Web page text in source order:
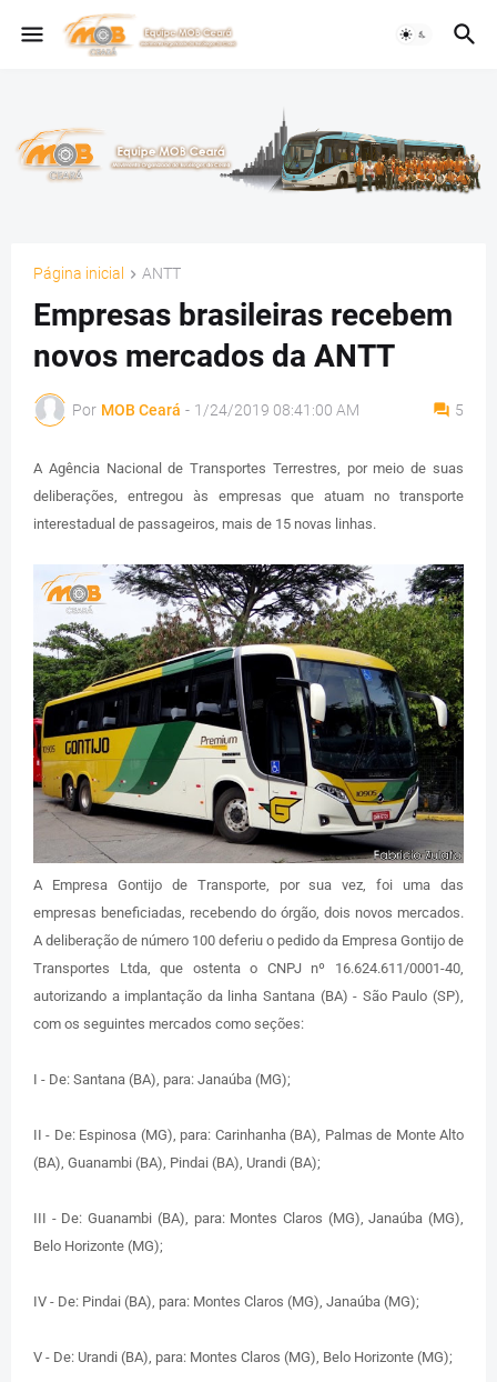
Página inicial ANTT
Empresas brasileiras recebem
novos mercados da ANTT
Por MOB Ceará - 1/24/2019 08:41:00 AM 5
A Agência Nacional de Transportes Terrestres, por meio de suas
deliberações, entregou às empresas que atuam no transporte
interestadual de passageiros, mais de 15 novas linhas.
A Empresa Gontijo de Transporte, por sua vez, foi uma das
empresas beneficiadas, recebendo do órgão, dois novos mercados.
A deliberação de número 100 deferiu o pedido da Empresa Gontijo de
Transportes Ltda, que ostenta o CNPJ nº 16.624.611/0001-40,
autorizando a implantação da linha Santana (BA) - São Paulo (SP),
com os seguintes mercados como seções:
I - De: Santana (BA), para: Janaúba (MG);
II - De: Espinosa (MG), para: Carinhanha (BA), Palmas de Monte Alto
(BA), Guanambi (BA), Pindai (BA), Urandi (BA);
III - De: Guanambi (BA), para: Montes Claros (MG), Janaúba (MG),
Belo Horizonte (MG);
IV - De: Pindai (BA), para: Montes Claros (MG), Janaúba (MG);
V - De: Urandi (BA), para: Montes Claros (MG), Belo Horizonte (MG);